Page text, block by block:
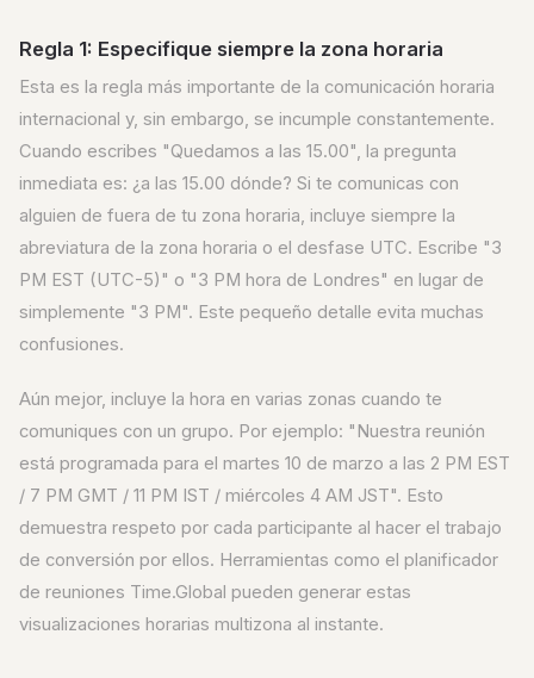
Regla 1: Especifique siempre la zona horaria
Esta es la regla más importante de la comunicación horaria
internacional y, sin embargo, se incumple constantemente.
Cuando escribes "Quedamos a las 15.00", la pregunta
inmediata es: ¿a las 15.00 dónde? Si te comunicas con
alguien de fuera de tu zona horaria, incluye siempre la
abreviatura de la zona horaria o el desfase UTC. Escribe "3
PM EST (UTC-5)" o "3 PM hora de Londres" en lugar de
simplemente "3 PM". Este pequeño detalle evita muchas
confusiones.
Aún mejor, incluye la hora en varias zonas cuando te
comuniques con un grupo. Por ejemplo: "Nuestra reunión
está programada para el martes 10 de marzo a las 2 PM EST
/ 7 PM GMT / 11 PM IST / miércoles 4 AM JST". Esto
demuestra respeto por cada participante al hacer el trabajo
de conversión por ellos. Herramientas como el planificador
de reuniones Time.Global pueden generar estas
visualizaciones horarias multizona al instante.